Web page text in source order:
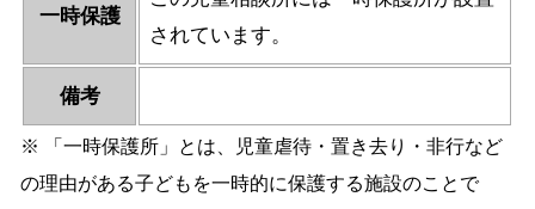
一時保護
されています。
備考
※ 「一時保護所」とは、児童虐待・置き去り・非行など
の理由がある子どもを一時的に保護する施設のことで